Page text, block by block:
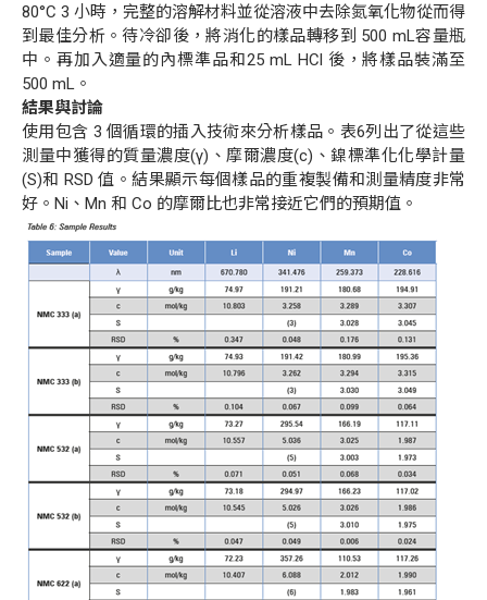
80°C 3 小時，完整的溶解材料並從溶液中去除氮氧化物從而得
到最佳分析。待冷卻後，將消化的樣品轉移到 500 mL容量瓶
中。再加入適量的內標準品和25 mL HCl 後，將樣品裝滿至
500 mL 。
結果與討論
使用包含 3個循環的插入技術來分析樣品。表6列出了從這些
測量中獲得的質量濃度(γ) 、摩爾濃度(c) 、鎳標準化化學計量
(S)和 RSD值。結果顯示每個樣品的重複製備和測量精度非常
好。 Ni 、 Mn 和 Co 的摩爾比也非常接近它們的預期值。